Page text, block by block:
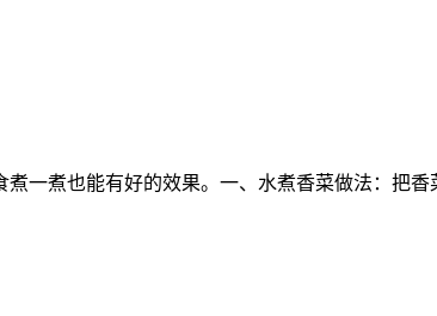
一煮也能有好的效果。一、水煮香菜做法：把